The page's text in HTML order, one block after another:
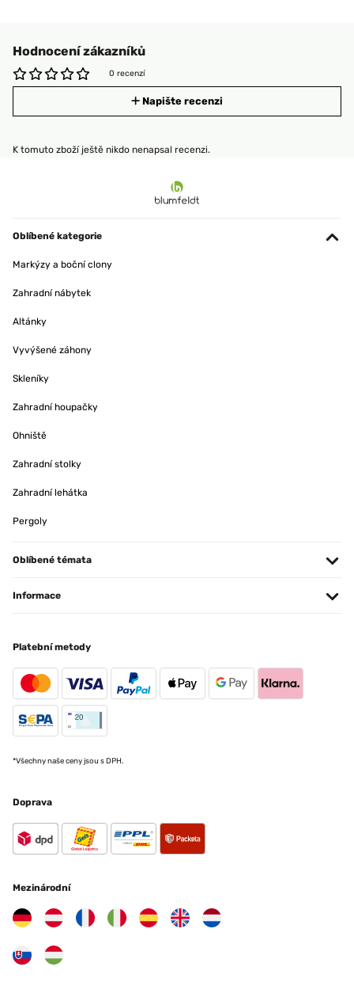
Hodnocení zákazníků
0 recenzí
Napište recenzi
K tomuto zboží ještě nikdo nenapsal recenzi.
Oblíbené kategorie
Markýzy a boční clony
Zahradní nábytek
Altánky
Vyvýšené záhony
Skleníky
Zahradní houpačky
Ohniště
Zahradní stolky
Zahradní lehátka
Pergoly
Oblíbené témata
Informace
Platební metody
*Všechny naše ceny jsou s DPH.
Doprava
Mezinárodní